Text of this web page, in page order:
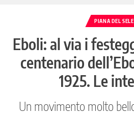
PIANA DEL SELE
Eboli: al via i
centenario
1925. Le
Un movimento molto